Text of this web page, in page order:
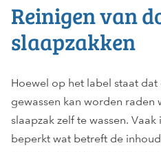
Reinigen van
slaapzakken
Hoewel op het label staat dat
gewassen kan worden raden
slaapzak zelf te wassen.
beperkt wat betreft de